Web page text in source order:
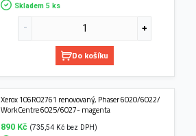
Skladem 5 ks
Do košíku
Xerox 106R02761 renovovaný, Phaser 6020/6022/
WorkCentre 6025/6027- magenta
890 Kč (735,54 Kč bez DPH)